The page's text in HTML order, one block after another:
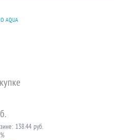
AQUA
138.44 руб.